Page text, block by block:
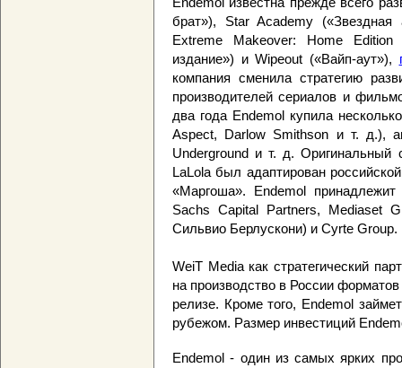
брат»), Star Academy
Extreme Makeover: Home
издание») и Wipeout («Вайп-аут»),
компания сменила стратегию
производителей сериалов и
два года Endemol купила
Aspect, Darlow Smithson и т. д.),
Underground и т. д. Оригинальный
LaLola был адаптирован
«Маргоша». Endemol
Sachs Capital Partners, Mediaset
Сильвио Берлускони) и Cyrte Group.
WeiT Media как стратегический
на производство в России
релизе. Кроме того, Endemol
рубежом. Размер инвестиций
Endemol - один из самых ярких